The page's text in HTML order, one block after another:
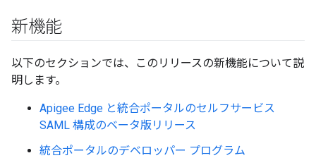
新機能
以下のセクションでは、このリリースの新機能について説
明します。
Apigee Edge と統合ポータルのセルフサービス
SAML 構成のベータ版リリース
統合ポータルのデベロッパー プログラム